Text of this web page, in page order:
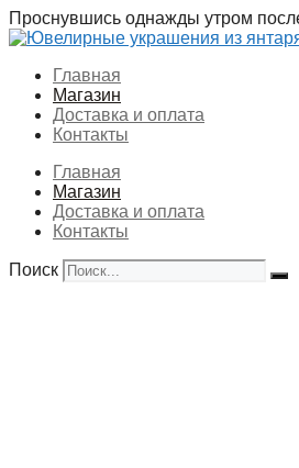
Перейти
к
Проснувшись однажды утром
Главная
Магазин
Доставка и оплата
Контакты
Главная
Магазин
Доставка и оплата
Контакты
Поиск